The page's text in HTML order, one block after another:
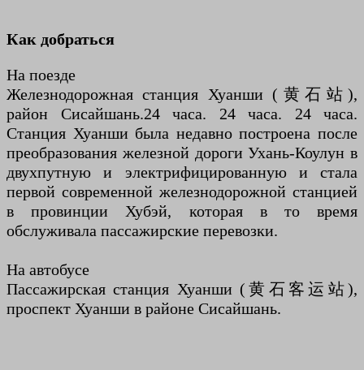
Как добраться
На поезде
Железнодорожная станция Хуанши (黄石站),
район Сисайшань.24 часа. 24 часа. 24 часа.
Станция Хуанши была недавно построена после
преобразования железной дороги Ухань-Коулун в
двухпутную и электрифицированную и стала
первой современной железнодорожной станцией
в провинции Хубэй, которая в то время
обслуживала пассажирские перевозки.
На автобусе
Пассажирская станция Хуанши (黄石客运站),
проспект Хуанши в районе Сисайшань.